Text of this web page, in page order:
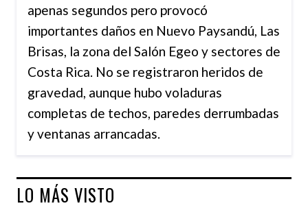
apenas segundos pero provocó
importantes daños en Nuevo Paysandú, Las
Brisas, la zona del Salón Egeo y sectores de
Costa Rica. No se registraron heridos de
gravedad, aunque hubo voladuras
completas de techos, paredes derrumbadas
y ventanas arrancadas.
LO MÁS VISTO